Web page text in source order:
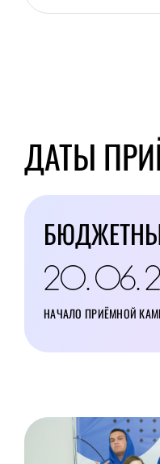
ДАТЫ
20 06
НАЧАЛО ПРИЁМНОЙ